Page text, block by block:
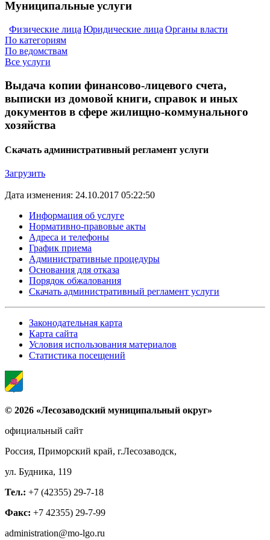
Муниципальные услуги
Физические лица Юридические лица Органы власти
По категориям
По ведомствам
Все услуги
Выдача копии финансово-лицевого счета,
выписки из домовой книги, справок и иных
документов в сфере жилищно-коммунального
хозяйства
Скачать административный регламент услуги
Загрузить
Дата изменения: 24.10.2017 05:22:50
Информация об услуге
Нормативно-правовые акты
Адреса и телефоны
График приема
Административные процедуры
Основания для отказа
Порядок обжалования
Скачать административный регламент услуги
Законодательная карта
Карта сайта
Условия использования материалов
Статистика посещений
© 2026 «Лесозаводский муниципальный округ»
официальный сайт
Россия, Приморский край, г.Лесозаводск,
ул. Будника, 119
Тел.: +7 (42355) 29-7-18
Факс: +7 42355) 29-7-99
administration@mo-lgo.ru